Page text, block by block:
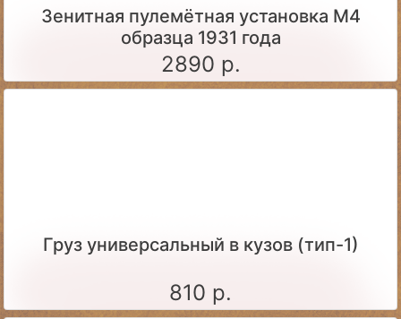
Зенитная пулемётная установка М4
образца 1931 года
2890 р.
Груз универсальный в кузов (тип-1)
810 р.